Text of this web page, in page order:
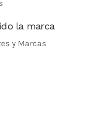
la marca
y Marcas